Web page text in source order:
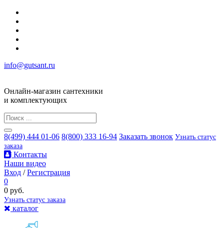
info@gutsant.ru
Онлайн-магазин сантехники
и комплектующих
8(499) 444 01-06 8(800) 333 16-94 Заказать звонок Узнать статус
заказа
Контакты
Наши видео
Вход /Регистрация
0
0 руб.
Узнать статус заказа
каталог